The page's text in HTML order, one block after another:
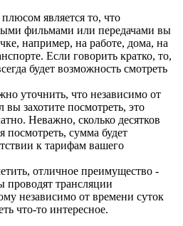
является то, что
фильмами или передачами вы
например, на работе, дома, на
Если говорить кратко, то,
будет возможность смотреть
уточнить, что независимо от
вы захотите посмотреть, это
Неважно, сколько десятков
посмотреть, сумма будет
к тарифам вашего
отличное преимущество -
проводят трансляции
независимо от времени суток
что-то интересное.